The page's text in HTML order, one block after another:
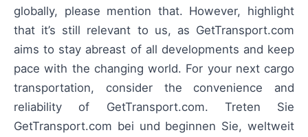
globally, please mention that. However, highlight
that it’s still relevant to us, as GetTransport.com
aims to stay abreast of all developments and keep
pace with the changing world. For your next cargo
transportation, consider the convenience and
reliability of GetTransport.com. Treten Sie
GetTransport.com bei und beginnen Sie, weltweit